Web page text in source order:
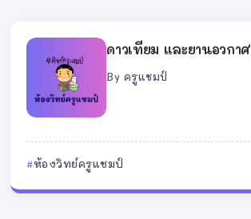
ดาวเทียม และยานอวกาศ
By ครูแชมป์
ห้องวิทย์ครูแชมป์